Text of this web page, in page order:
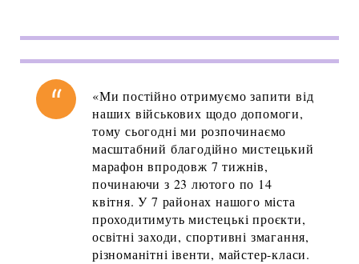
«Ми постійно отримуємо запити від
наших військових щодо допомоги,
тому сьогодні ми розпочинаємо
масштабний благодійно мистецький
марафон впродовж 7 тижнів,
починаючи з 23 лютого по 14
квітня. У 7 районах нашого міста
проходитимуть мистецькі проєкти,
освітні заходи, спортивні змагання,
різноманітні івенти, майстер-класи.